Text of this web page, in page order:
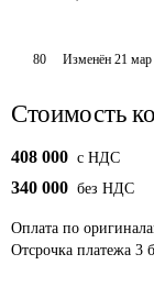
80 Изменён21
Стоимость
408 000 c НДС
340 000 без НДС
Оплата по
Отсрочка платежа 3